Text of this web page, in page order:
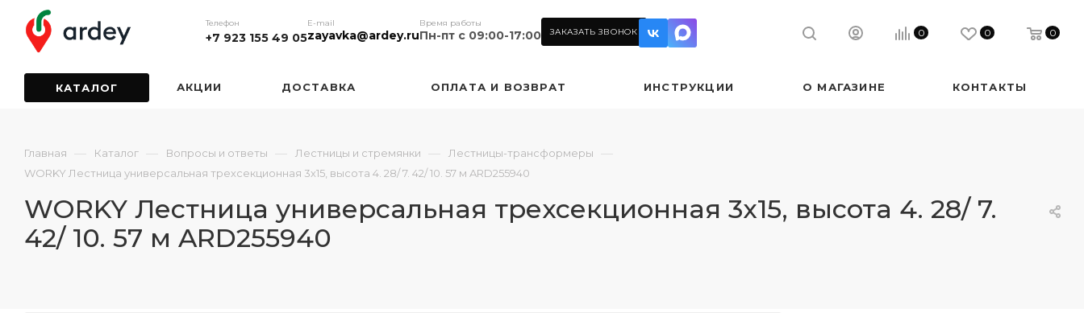
Телефон
+7 923 155 49 05
E-mail
zayavka@ardey.ru
Время работы
Пн-пт с 09:00-17:00 ЗАКАЗАТЬ ЗВОНОК 0 0 0
КАТАЛОГ АКЦИИ ДОСТАВКА ОПЛАТА И ВОЗВРАТ ИНСТРУКЦИИ О МАГАЗИНЕ КОНТАКТЫ
Главная — Каталог — Вопросы и ответы — Лестницы и стремянки — Лестницы-трансформеры —
WORKY Лестница универсальная трехсекционная 3х15, высота 4. 28/ 7. 42/ 10. 57 м ARD255940
WORKY Лестница универсальная трехсекционная 3х15, высота 4. 28/ 7.
42/ 10. 57 м ARD255940